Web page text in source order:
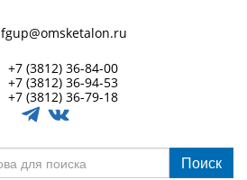
fgup@omsketalon.ru
+7 (3812) 36-84-00
+7 (3812) 36-94-53
+7 (3812) 36-79-18
Поиск